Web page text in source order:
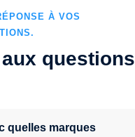
À VOS
questions
quelles marques